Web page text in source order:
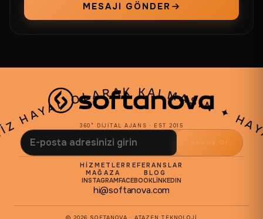
MESAJI GÖNDER
HAYAL OLARAK KALMASIN✦HAYALLERINIZ HAYAL OLARAK
360° DIJITAL AJANS · EST 2015
Abone Ol
HIZMETLER
MAĞAZA
REFERANSLAR
BLOG
INSTAGRAMFACEBOOKLINKEDIN
hi@softanova.com